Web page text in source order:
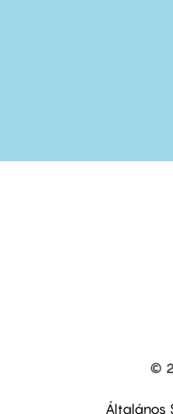
©
Általános